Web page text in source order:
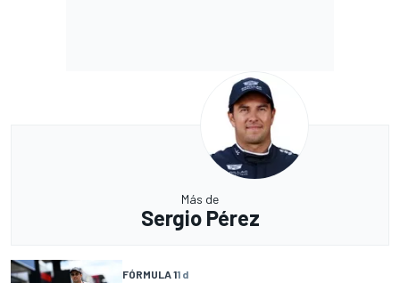
Más de
Sergio Pérez
FÓRMULA 11 d